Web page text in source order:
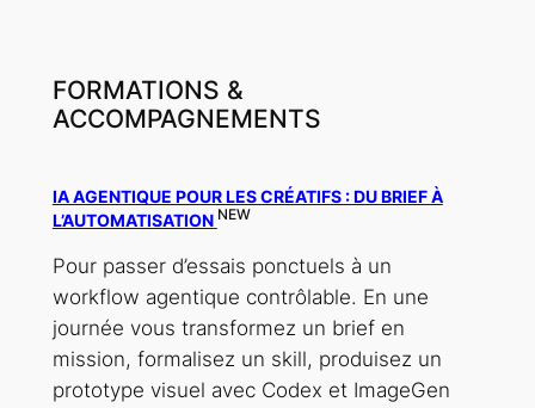
FORMATIONS &
ACCOMPAGNEMENTS
IA AGENTIQUE POUR LES CRÉATIFS : DU BRIEF À
L’AUTOMATISATION NEW
Pour passer d’essais ponctuels à un
workflow agentique contrôlable. En une
journée vous transformez un brief en
mission, formalisez un skill, produisez un
prototype visuel avec Codex et ImageGen